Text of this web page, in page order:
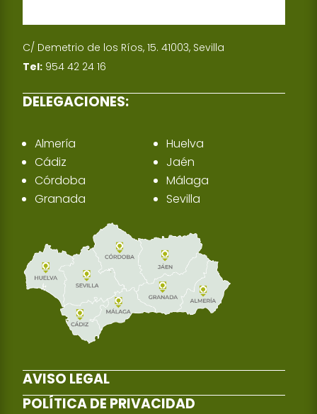
C/ Demetrio de los Ríos, 15. 41003, Sevilla
Tel: 954 42 24 16
DELEGACIONES:
Almería
Cádiz
Córdoba
Granada
Huelva
Jaén
Málaga
Sevilla
AVISO LEGAL
POLÍTICA DE PRIVACIDAD